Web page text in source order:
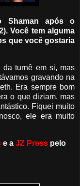
Shaman após o
Você tem alguma
que você gostaria
da turnê em si, mas
gravando na
Era sempre bom
o que diziam, mas
Fiquei muito
ele era muito
e a JZ Press pelo